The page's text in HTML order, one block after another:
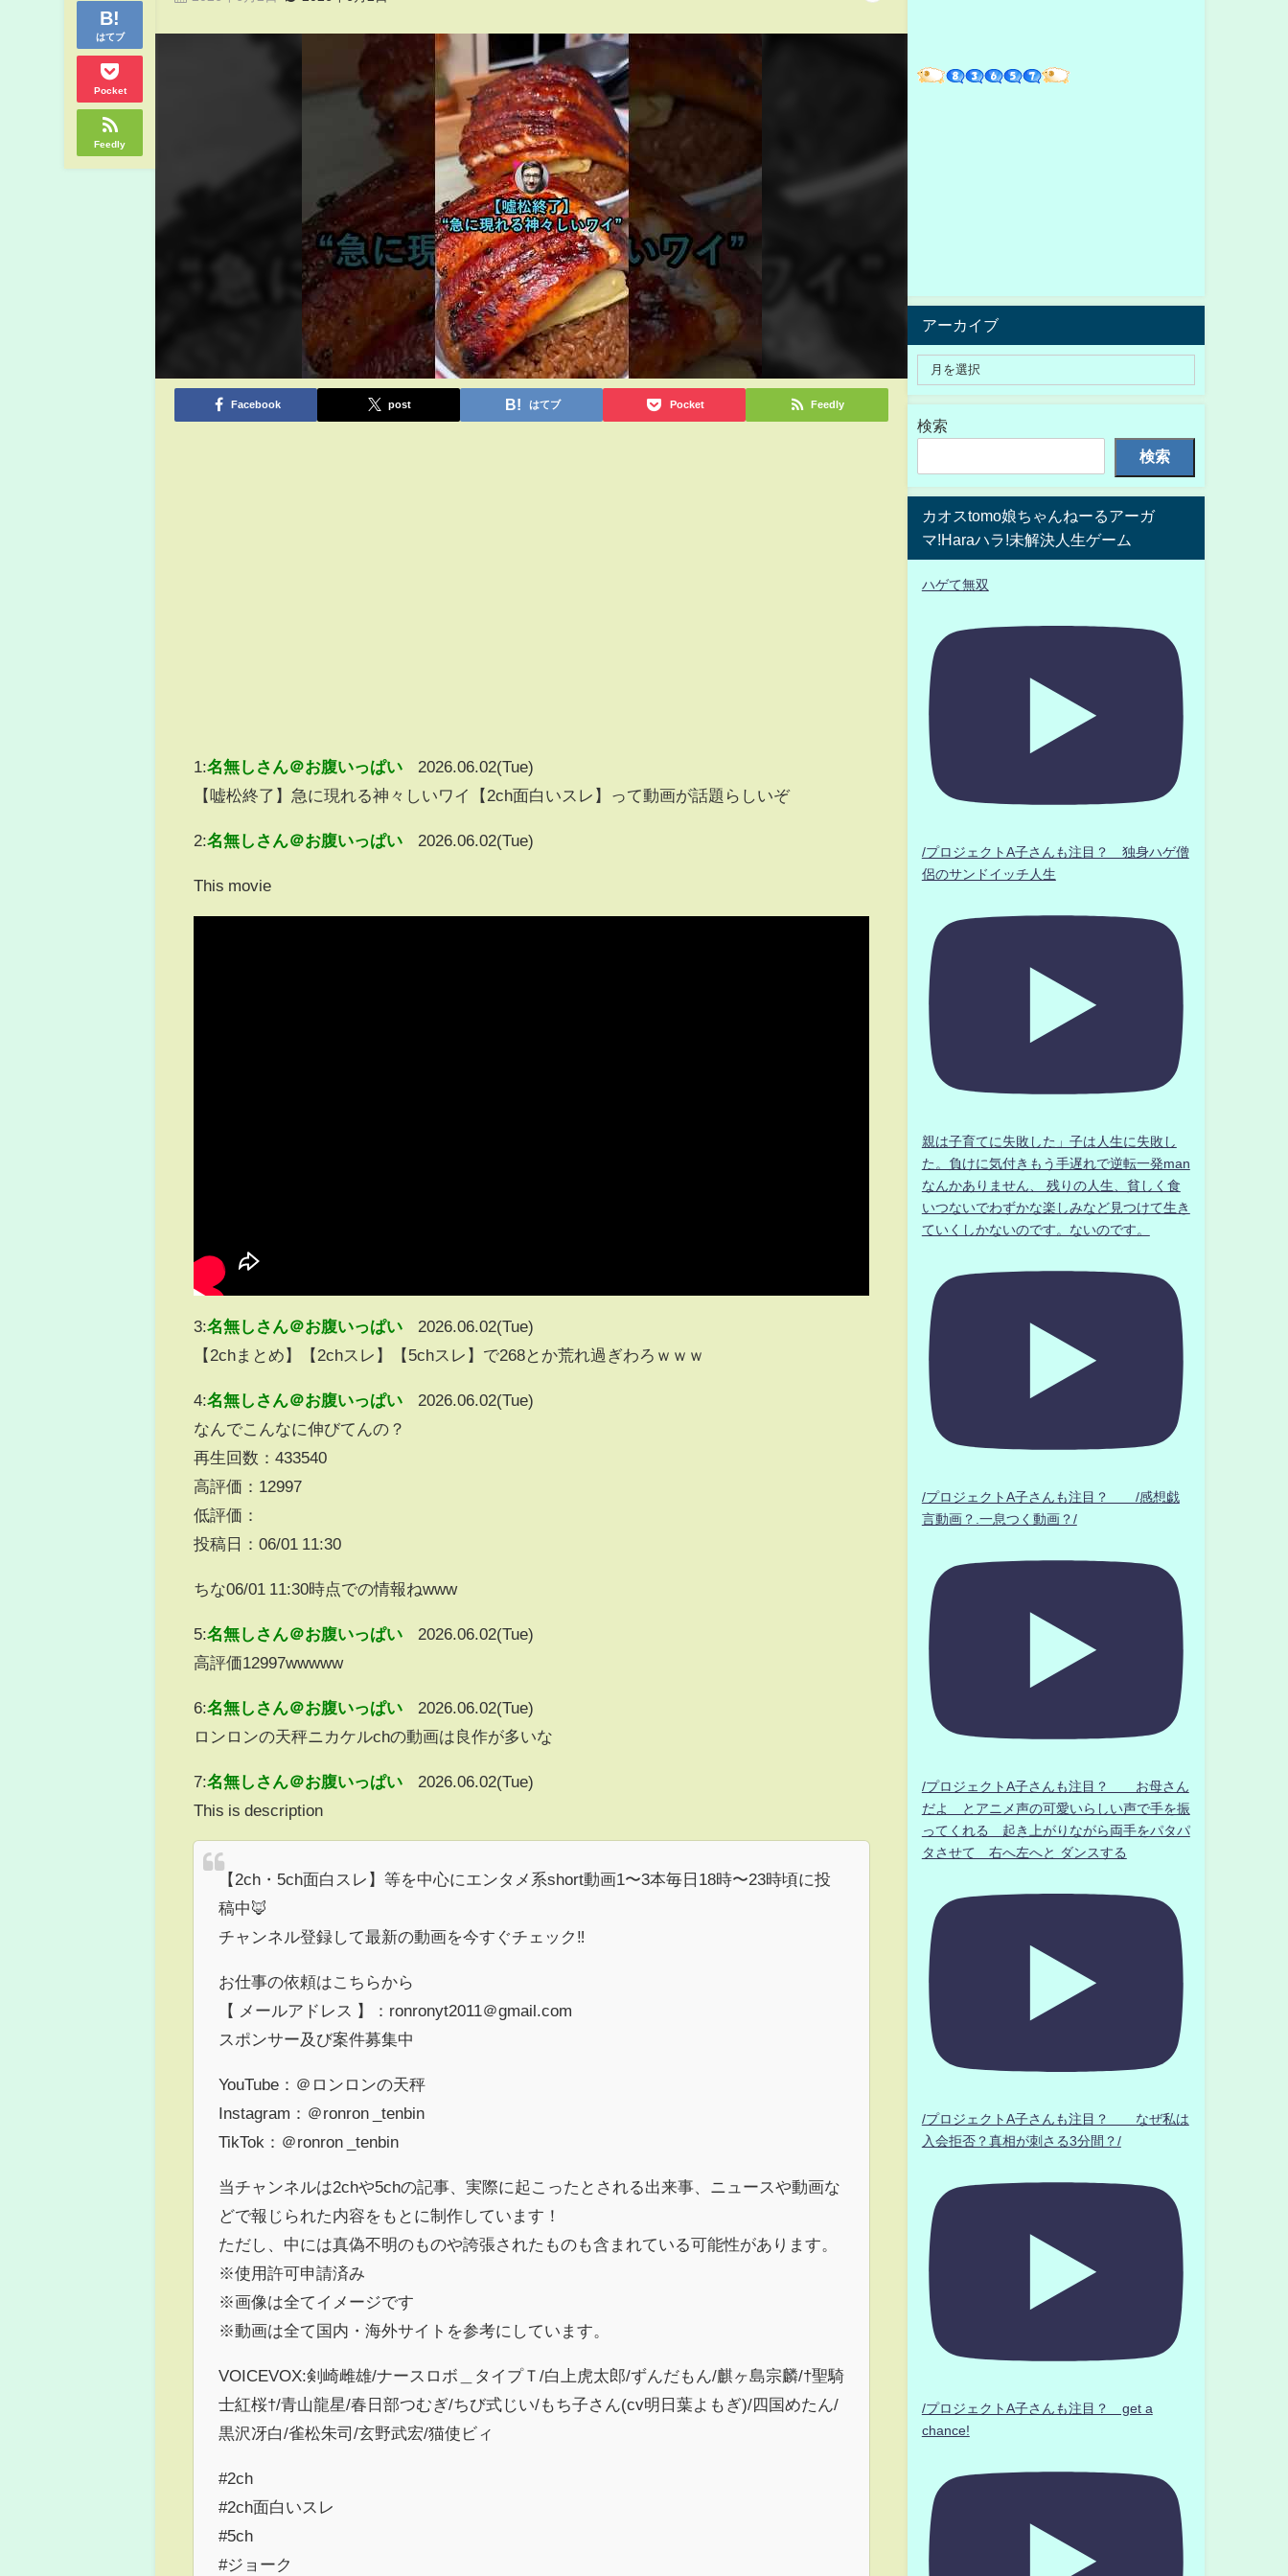
はてブ
Pocket
Feedly
Facebook post はてブ Pocket Feedly
1:名無しさん＠お腹いっぱい
2026.06.02(Tue)
【嘘松終了】急に現れる神々しいワイ【2ch面白いスレ】って動画が話題らしいぞ
2:名無しさん＠お腹いっぱい 2026.06.02(Tue)
This movie
3:名無しさん＠お腹いっぱい
2026.06.02(Tue)
【2chまとめ】【2chスレ】【5chスレ】で268とか荒れ過ぎわろｗｗｗ
4:名無しさん＠お腹いっぱい
2026.06.02(Tue)
なんでこんなに伸びてんの？
再生回数：433540
高評価：12997
低評価：
投稿日：06/01 11:30
ちな06/01 11:30時点での情報ねwww
5:名無しさん＠お腹いっぱい
2026.06.02(Tue)
高評価12997wwwww
6:名無しさん＠お腹いっぱい
2026.06.02(Tue)
ロンロンの天秤ニカケルchの動画は良作が多いな
7:名無しさん＠お腹いっぱい
2026.06.02(Tue)
This is description
【2ch・5ch面白スレ】等を中心にエンタメ系short動画1〜3本毎日18時〜23時頃に投
稿中🦊
チャンネル登録して最新の動画を今すぐチェック‼︎
お仕事の依頼はこちらから
【 メールアドレス 】：ronronyt2011＠gmail.com
スポンサー及び案件募集中
YouTube：＠ロンロンの天秤
Instagram：＠ronron _tenbin
TikTok：＠ronron _tenbin
当チャンネルは2chや5chの記事、実際に起こったとされる出来事、ニュースや動画な
どで報じられた内容をもとに制作しています！
ただし、中には真偽不明のものや誇張されたものも含まれている可能性があります。
※使用許可申請済み
※画像は全てイメージです
※動画は全て国内・海外サイトを参考にしています。
VOICEVOX:剣崎雌雄/ナースロボ＿タイプＴ/白上虎太郎/ずんだもん/麒ヶ島宗麟/†聖騎
士紅桜†/青山龍星/春日部つむぎ/ちび式じい/もち子さん(cv明日葉よもぎ)/四国めたん/
黒沢冴白/雀松朱司/玄野武宏/猫使ビィ
#2ch
#2ch面白いスレ
#5ch
#ジョーク
アーカイブ
検索
検索
カオスtomo娘ちゃんねーるアーガ
マ!Haraハラ!未解決人生ゲーム
ハゲて無双
/プロジェクトA子さんも注目？ 独身ハゲ僧
侶のサンドイッチ人生
親は子育てに失敗した」子は人生に失敗し
た。負けに気付きもう手遅れで逆転一発man
なんかありません、 残りの人生、貧しく食
いつないでわずかな楽しみなど見つけて生き
ていくしかないのです。ないのです。
/プロジェクトA子さんも注目？ /感想戯
言動画？.一息つく動画？/
/プロジェクトA子さんも注目？ お母さん
だよ とアニメ声の可愛いらしい声で手を振
ってくれる 起き上がりながら両手をパタパ
タさせて 右へ左へと ダンスする
/プロジェクトA子さんも注目？ なぜ私は
入会拒否？真相が刺さる3分間？/
/プロジェクトA子さんも注目？ get a
chance!